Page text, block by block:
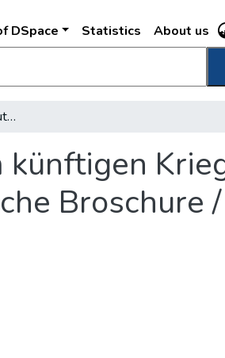
DSpace Statistics About us
Oesterreich-Ungarns Neutralität in einem künftigen Kriege, besprochen mit Hinblick auf die Arkolay'sche Broschure /
Broschure /